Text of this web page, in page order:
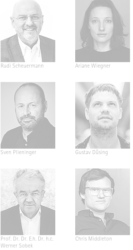
Rudi Scheuermann Ariane Wiegner
Sven Plieninger Gustav Düsing
Prof. Dr. Dr. E.h. Dr. h.c.
Werner Sobek
Chris Middleton